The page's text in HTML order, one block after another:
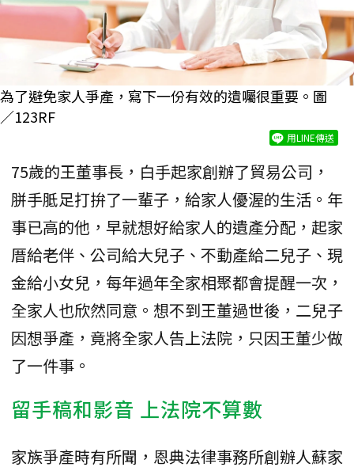
為了避免家人爭產，寫下一份有效的遺囑很重要。圖
／123RF
用LINE傳送
75歲的王董事長，白手起家創辦了貿易公司，
胼手胝足打拚了一輩子，給家人優渥的生活。年
事已高的他，早就想好給家人的遺產分配，起家
厝給老伴、公司給大兒子、不動產給二兒子、現
金給小女兒，每年過年全家相聚都會提醒一次，
全家人也欣然同意。想不到王董過世後，二兒子
因想爭產，竟將全家人告上法院，只因王董少做
了一件事。
留手稿和影音 上法院不算數
家族爭產時有所聞，恩典法律事務所創辦人蘇家